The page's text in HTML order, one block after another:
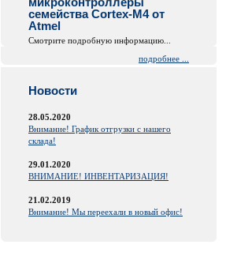
семейства Cortex-M4 от
Atmel
Смотрите подробную информацию...
подробнее ...
Новости
28.05.2020
Внимание! График отгрузки с нашего
склада!
29.01.2020
ВНИМАНИЕ! ИНВЕНТАРИЗАЦИЯ!
21.02.2019
Внимание! Мы переехали в новый офис!